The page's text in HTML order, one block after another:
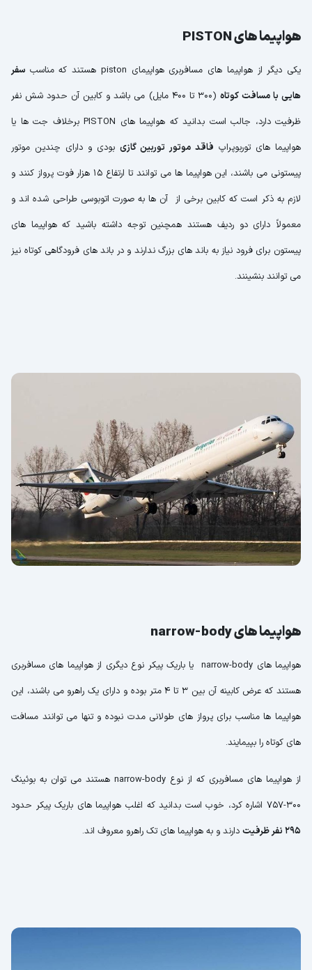
هواپیما های PISTON
یکی دیگر از هواپیما های مسافربری هواپیمای piston هستند که مناسب
سفر
هایی با مسافت کوتاه
(300 تا 400 مایل) می باشد و کابین آن حدود شش نفر
ظرفیت دارد، جالب است بدانید که هواپیما های PISTON برخلاف جت ها یا
هواپیما های توربوپراپ فاقد موتور توربین گازی بودی و دارای چندین موتور
پیستونی می باشند، این هواپیما ها می توانند تا ارتفاع 15 هزار فوت پرواز کنند و
لازم به ذکر است که کابین برخی از آن ها به صورت اتوبوسی طراحی شده اند و
معمولاً دارای دو ردیف هستند همچنین توجه داشته باشید که هواپیما های
پیستون برای فرود نیاز به باند های بزرگ ندارند و در باند های فرودگاهی کوتاه نیز
می توانند بنشینند.
هواپیما های narrow-body
هواپیما های narrow-body یا باریک پیکر نوع دیگری از هواپیما های مسافربری
هستند که عرض کابینه آن بین 3 تا 4 متر بوده و دارای یک راهرو می باشند، این
هواپیما ها مناسب برای پرواز های طولانی مدت نبوده و تنها می توانند مسافت
های کوتاه را بپیمایند.
از هواپیما های مسافربری که از نوع narrow-body هستند می توان به بوئینگ
300-757 اشاره کرد، خوب است بدانید که اغلب هواپیما های باریک پیکر حدود
295 نفر ظرفیت
دارند و به هواپیما های تک راهرو معروف اند.